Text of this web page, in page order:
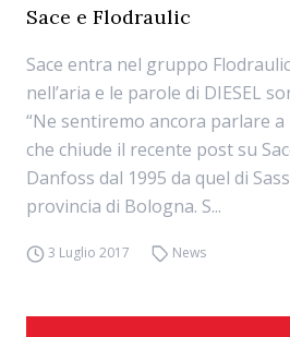
Sace e Flodraulic
Sace entra nel gruppo
nell’aria e le parole di DIESEL
“Ne sentiremo ancora parlare a
che chiude il recente post su
Danfoss dal 1995 da quel di
provincia di Bologna. S...
3 Luglio 2017 News